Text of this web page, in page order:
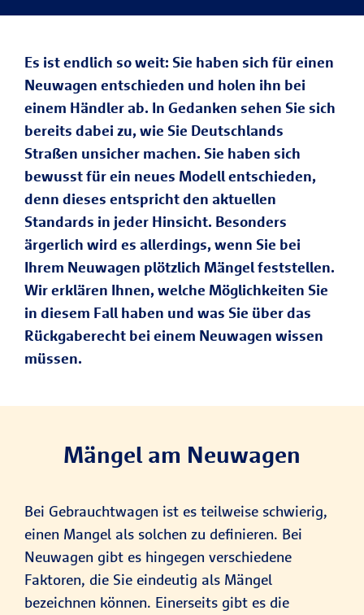
Es ist endlich so weit: Sie haben sich für einen
Neuwagen entschieden und holen ihn bei
einem Händler ab. In Gedanken sehen Sie sich
bereits dabei zu, wie Sie Deutschlands
Straßen unsicher machen. Sie haben sich
bewusst für ein neues Modell entschieden,
denn dieses entspricht den aktuellen
Standards in jeder Hinsicht. Besonders
ärgerlich wird es allerdings, wenn Sie bei
Ihrem Neuwagen plötzlich Mängel feststellen.
Wir erklären Ihnen, welche Möglichkeiten Sie
in diesem Fall haben und was Sie über das
Rückgaberecht bei einem Neuwagen wissen
müssen.
Mängel am Neuwagen
Bei Gebrauchtwagen ist es teilweise schwierig,
einen Mangel als solchen zu definieren. Bei
Neuwagen gibt es hingegen verschiedene
Faktoren, die Sie eindeutig als Mängel
bezeichnen können. Einerseits gibt es die